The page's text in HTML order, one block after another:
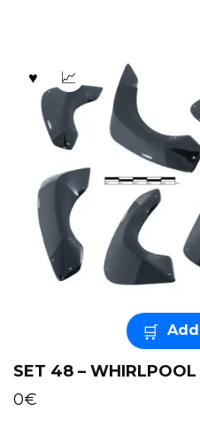
SET 48 –
0€